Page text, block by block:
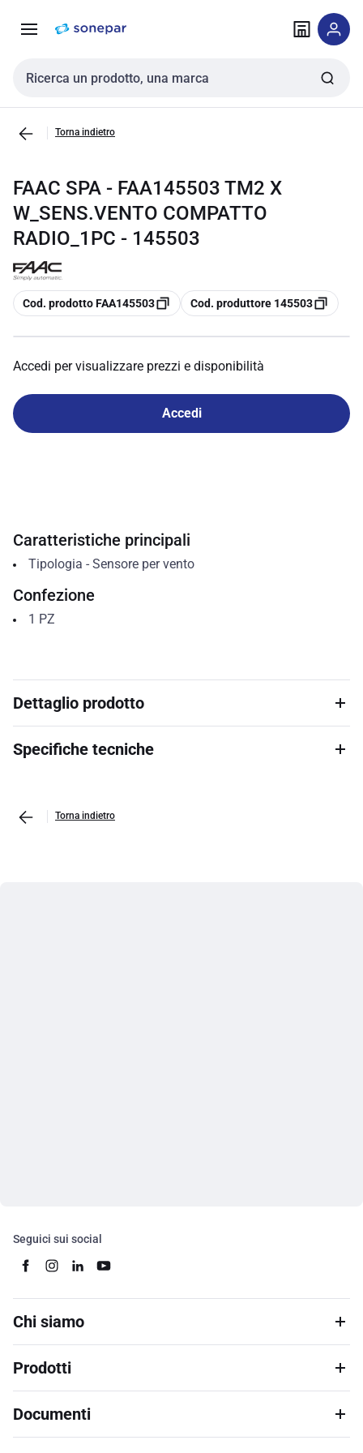
navigazione alla
Cerca input
Torna indietro
FAAC SPA - FAA145503 TM2 X
W_SENS.VENTO COMPATTO
RADIO_1PC - 145503
copia
Cod. prodotto FAA145503 copia
Cod. produttore 145503
Accedi per visualizzare prezzi e disponibilità
Accedi
Caratteristiche principali
Tipologia - Sensore per vento
Confezione
1 PZ
Dettaglio prodotto
Specifiche tecniche
Torna indietro
Seguici sui social
Chi siamo
Prodotti
Documenti